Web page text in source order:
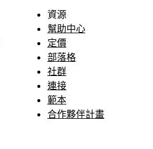
資源
幫助中心
定價
部落格
社群
連接
範本
合作夥伴計畫